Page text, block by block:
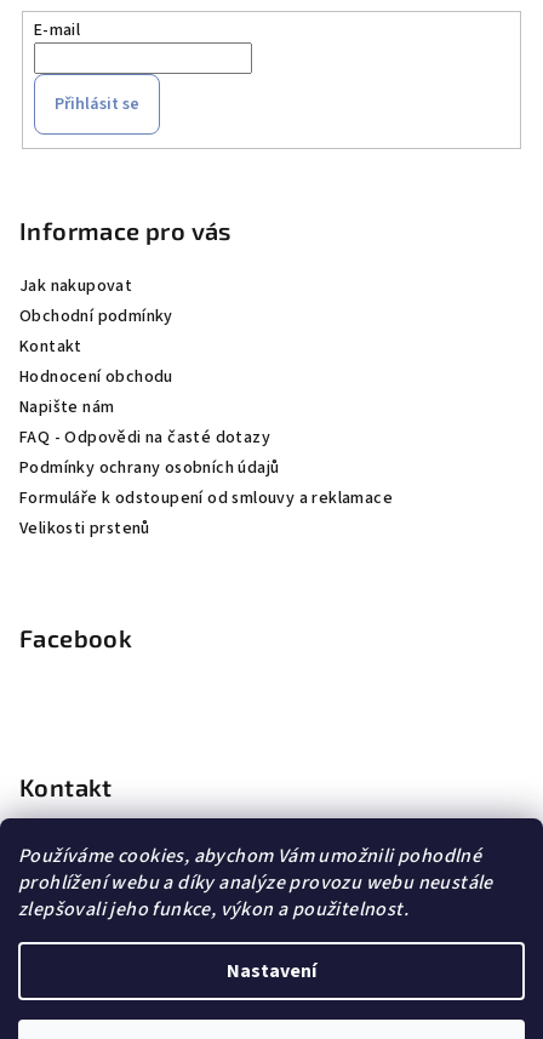
Používáme cookies, abychom Vám umožnili pohodlné
prohlížení webu a díky analýze provozu webu neustále
zlepšovali jeho funkce, výkon a použitelnost.
Nastavení
E-mail
Přihlásit se
Informace pro vás
Jak nakupovat
Obchodní podmínky
Kontakt
Hodnocení obchodu
Napište nám
FAQ - Odpovědi na časté dotazy
Podmínky ochrany osobních údajů
Formuláře k odstoupení od smlouvy a reklamace
Velikosti prstenů
Facebook
Kontakt
@dopravagratis.cz
+420 603 500 988
+420 603 500 988